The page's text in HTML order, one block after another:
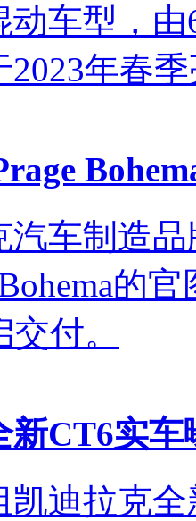
动车型，
2023年春
汽车制造
的
付。
新CT6实
凯迪拉克